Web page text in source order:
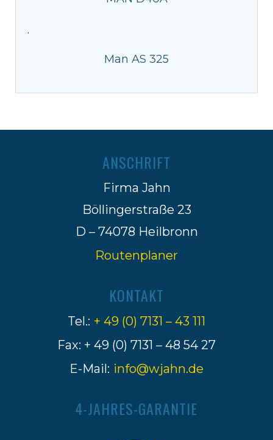
·
Man AS 325
ANSCHRIFT
Firma Jahn
Böllingerstraße 23
D – 74078 Heilbronn
Routenplaner
KONTAKT
Tel.: + 49 (0) 7131 – 43 111
Fax: + 49 (0) 7131 – 48 54 27
E-Mail: info@wjahn.de
4-JAHRES-GARANTIE